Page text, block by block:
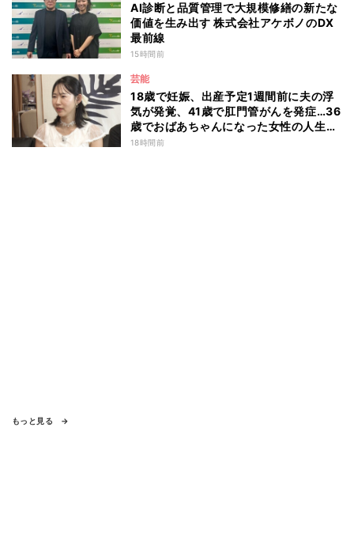
AI診断と品質管理で大規模修繕の新たな
価値を生み出す 株式会社アケボノのDX
最前線
15時間前
芸能
18歳で妊娠、出産予定1週間前に夫の浮
気が発覚、41歳で肛門管がんを発症…36
歳でおばあちゃんになった女性の人生に
島田珠代も思わず涙 『愛のハイエナ
18時間前
もっと見る